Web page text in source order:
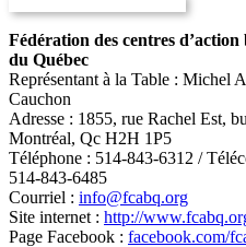
Fédération des centres d’action
du Québec
Représentant à la Table : Michel
Cauchon
Adresse : 1855, rue Rachel Est,
Montréal, Qc H2H 1P5
Téléphone : 514-843-6312 /
514-843-6485
Courriel : info@fcabq.org
Site internet : http://
Page Facebook : facebook.com/